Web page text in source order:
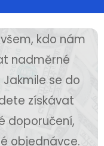
kdo nám
nadměrné
se do
získávat
doporučení,
objednávce.